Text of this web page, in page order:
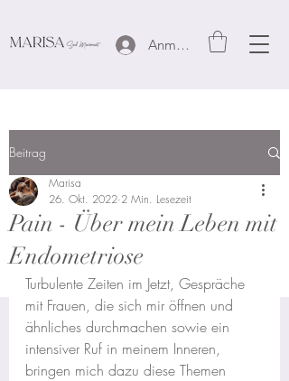
Anmelden
Beitrag
Pain - Über mein Leben mit
Endometriose
Marisa
26. Okt. 2022 2 Min. Lesezeit
Turbulente Zeiten im Jetzt, Gespräche
mit Frauen, die sich mir öffnen und
ähnliches durchmachen sowie ein
intensiver Ruf in meinem Inneren,
bringen mich dazu diese Themen